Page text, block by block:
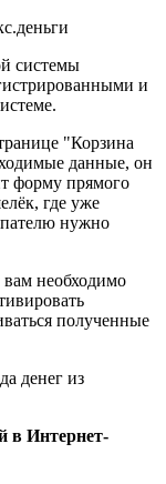
системы
и
"Корзина
данные, он
форму прямого
где уже
нужно
необходимо
полученные
денег из
в Интернет-